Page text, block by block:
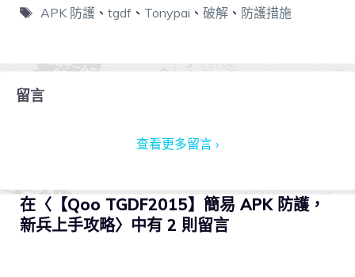
APK 防護、 tgdf、 Tonypai 、 破解、 防護措施
留言
查看更多留言 ›
在〈【Qoo TGDF2015】簡易 APK 防護，
新兵上手攻略〉中有 2 則留言